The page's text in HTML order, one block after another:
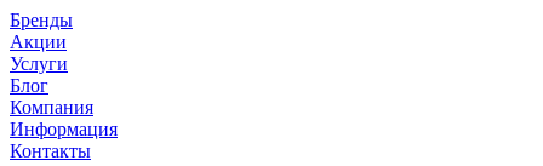
Бренды
Акции
Услуги
Блог
Компания
Информация
Контакты